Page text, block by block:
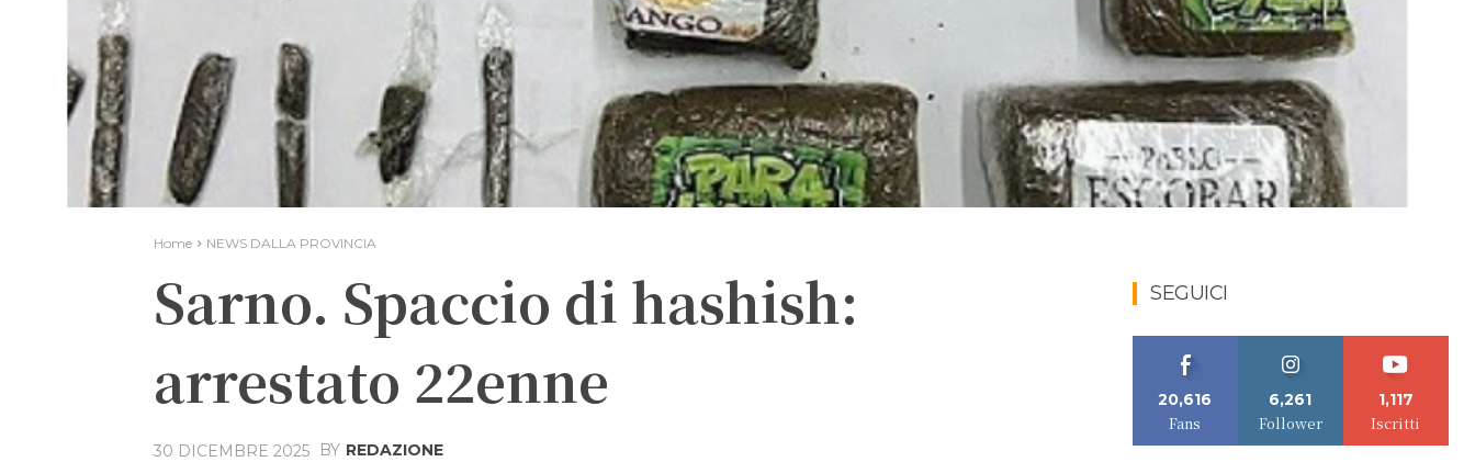
Home NEWS DALLA PROVINCIA
Sarno. Spaccio di hashish:
arrestato 22enne
30 DICEMBRE 2025 BY REDAZIONE
SEGUICI
20,616
Fans
6,261
Follower
1,117
Iscritti